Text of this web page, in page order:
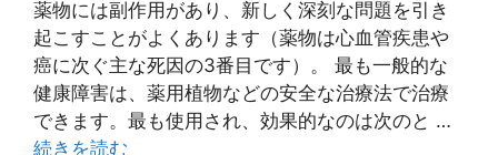
薬物には副作用があり、新しく深刻な問題を引き
起こすことがよくあります（薬物は心血管疾患や
癌に次ぐ主な死因の3番目です）。 最も一般的な
健康障害は、薬用植物などの安全な治療法で治療
できます。最も使用され、効果的なのは次のと …
続きを読む